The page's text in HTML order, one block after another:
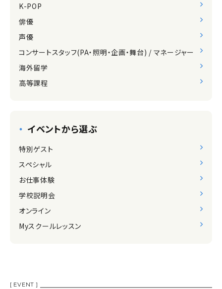
K-POP
俳優
声優
コンサートスタッフ(PA・照明・企画・舞台) / マネージャー
海外留学
高等課程
イベントから選ぶ
特別ゲスト
スペシャル
お仕事体験
学校説明会
オンライン
Myスクールレッスン
[ EVENT ]